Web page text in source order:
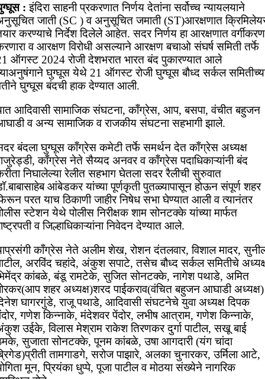
: इंदिरा साहनी प्रकरणात निर्णय देतांना सर्वोच्च न्यायलयाने
जाती (SC ) व अनुसूचित जमाती (ST)आरक्षणात
करण्याचे निर्देश दिलेले आहेत. सदर निर्णय हा आरक्षणात वर्गीकरण
व आरक्षण विरोधी असल्याने आरक्षण बचाओ संघर्ष समिती तर्फे
ऑगस्ट 2024 रोजी देशभरात भारत बंद पुकारण्यात आले
घुग्घूस येथे 21 ऑगस्ट रोजी घुग्घूस बौध्द सर्कल
घुग्घूस बंदची हाक देण्यात आली.
आदिवासी सामाजिक संघटना, काँग्रेस, आप, बसपा, वंचीत बहुजन
व अन्य सामाजिक व राजकीय संघटना सहभागी झाले.
बंदला घुग्घूस काँग्रेस कमेटी तर्फे समर्थन देत काँग्रेस अध्यक्ष
काँग्रेस नेते सैय्यद अनवर व काँग्रेस पदाधिकाऱ्यांनी बंद
निघालेल्या रेलीत सहभाग घेतला सदर रैलीची सुरुवात
आंबेडकर यांच्या पूर्णकृती पुतळ्यापासून होऊन संपूर्ण शहर
परत याच ठिकाणी जाहीर निषेध सभा घेण्यात आली व त्यानंतर
स्टेशन येथे पोलीस निरीक्षक शाम सोनटक्के यांच्या मार्फत
व जिल्हाधिकाऱ्यांना निवेदन देण्यात आले.
काँग्रेस नेते अलीम शेख, रोशन दंतलवार, विशाल मादर,
अरविंद चहांदे, अंकुश सपाटे, तसेच बौध्द सर्कल समितीचे
कांबळे, बंडू रामटेके, सुजित सोनटक्के, नागेश पथाडे, अमित
शहर अध्यक्ष)शरद पाईकराव(वंचित बहुजन आघाडी अध्यक्ष)
घागरगुंडे, राजू पथाडे, आदिवासी संघटनेचे युवा अध्यक्ष दिपक
गणेश किन्नाके, मंदेशवर पेंदोर, लभीष आत्राम, गणेश किन्नाके,
उईके, विलास मेश्राम राकेश तिरणकर दुर्गा पाटील, सखू बाई
सुजाता सोनटक्के, पूनम कांबळे, उषा आगदारी (यंग चांदा
तामगाडगे, सरोज पाझारे, अलका चुनारकर, उर्मिला आटे,
मून, प्रियंका धुप्पे, पूजा पाटील व मोठया संख्येने नागरिक